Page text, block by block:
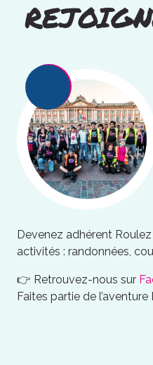
Devenez adhérent
activités : randonnées,
👉 Retrouvez-nous sur
Faites partie de